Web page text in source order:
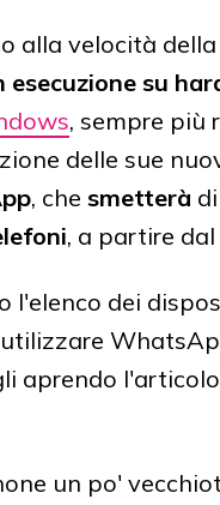
alla velocità della
su
, sempre più
delle sue
, che smetterà
, a partire
l'elenco dei
aprendo
un po'